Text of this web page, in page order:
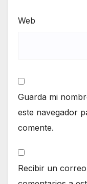
Web
Guarda mi
este navegador
comente.
Recibir un